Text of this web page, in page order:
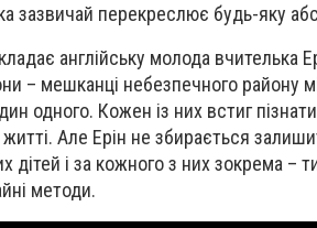
зазвичай перекреслює будь-яку
англійську молода вчителька
– мешканці небезпечного району
одного. Кожен із них встиг
Але Ерін не збирається
дітей і за кожного з них зокрема –
методи.